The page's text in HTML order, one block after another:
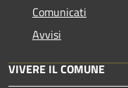
Comunicati
Avvisi
VIVERE IL COMUNE